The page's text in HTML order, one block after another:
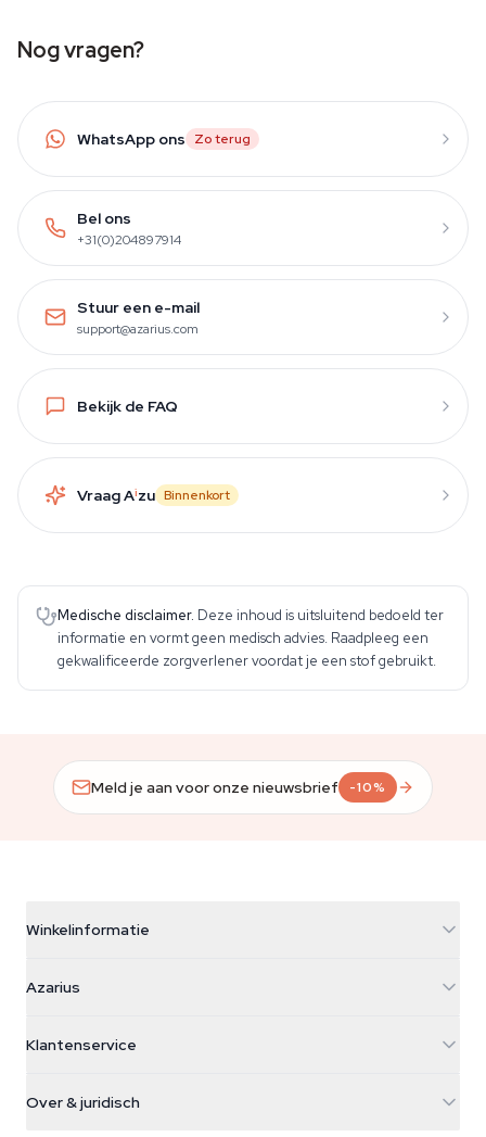
Nog vragen?
WhatsApp ons Zo terug
Bel ons
+31(0)204897914
Stuur een e-mail
support@azarius.com
Bekijk de FAQ
Vraag Aizu Binnenkort
Medische disclaimer. Deze inhoud is uitsluitend bedoeld ter
informatie en vormt geen medisch advies. Raadpleeg een
gekwalificeerde zorgverlener voordat je een stof gebruikt.
Meld je aan voor onze nieuwsbrief -10%
Winkelinformatie
Galvaniweg 11
Nederland
+31(0)204897914
Azarius
Smokeshop
Klantenservice
Retourbeleid
Over & juridisch